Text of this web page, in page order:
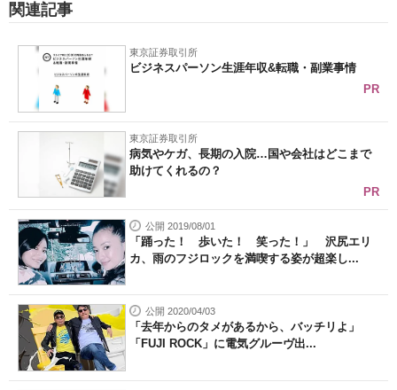
関連記事
東京証券取引所
ビジネスパーソン生涯年収&転職・副業事情
PR
東京証券取引所
病気やケガ、長期の入院…国や会社はどこまで
助けてくれるの？
PR
公開 2019/08/01
「踊った！ 歩いた！ 笑った！」 沢尻エリ
カ、雨のフジロックを満喫する姿が超楽し...
公開 2020/04/03
「去年からのタメがあるから、バッチリよ」
「FUJI ROCK」に電気グルーヴ出...